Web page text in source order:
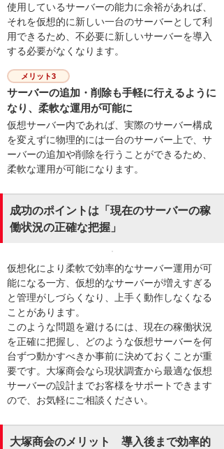
使用しているサーバーの能力に余裕があれば、
それを仮想的に新しい一台のサーバーとして利
用できるため、不必要に新しいサーバーを導入
する必要がなくなります。
メリット3
サーバーの追加・削除も手軽に行えるように
なり、柔軟な運用が可能に
仮想サーバー内であれば、実際のサーバー構成
を変えずに物理的には一台のサーバー上で、サ
ーバーの追加や削除を行うことができるため、
柔軟な運用が可能になります。
成功のポイントは「現在のサーバーの稼
働状況の正確な把握」
仮想化により柔軟で効率的なサーバー運用が可
能になる一方、仮想的なサーバーが増えすぎる
と管理がしづらくなり、上手く動作しなくなる
ことがあります。
このような問題を避けるには、現在の稼働状況
を正確に把握し、どのような仮想サーバーを何
台ずつ動かすべきか事前に決めておくことが重
要です。大塚商会なら現状調査から最適な仮想
サーバーの設計までお客様をサポートできます
ので、お気軽にご相談ください。
大塚商会のメリット 導入後まで効率的